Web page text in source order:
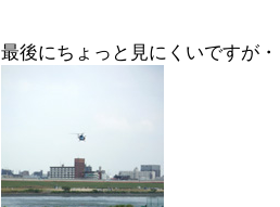
最後にちょっと見にくいですが